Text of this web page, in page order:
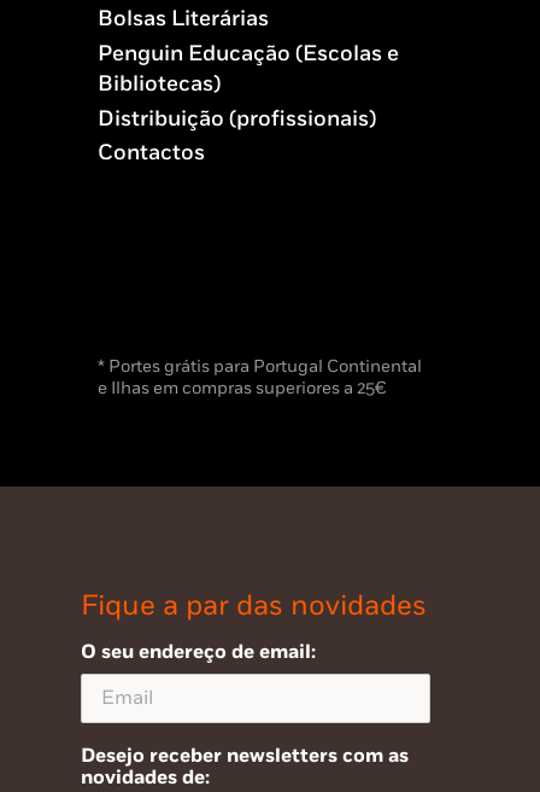
Bolsas Literárias
Penguin Educação (Escolas e
Bibliotecas)
Distribuição (profissionais)
Contactos
* Portes grátis para Portugal Continental
e Ilhas em compras superiores a 25€
Fique a par das novidades
O seu endereço de email:
Desejo receber newsletters com as
novidades de: